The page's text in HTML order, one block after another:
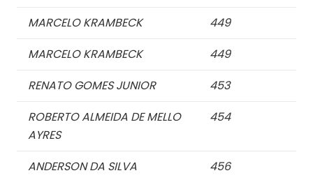
MARCELO KRAMBECK
449
MARCELO KRAMBECK
449
RENATO GOMES JUNIOR
453
ROBERTO ALMEIDA DE MELLO
AYRES
454
ANDERSON DA SILVA
456